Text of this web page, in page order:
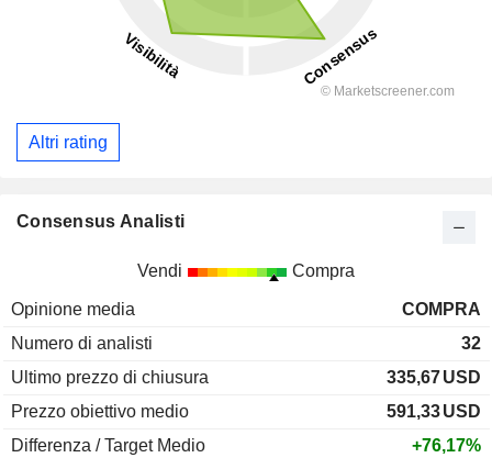
Altri rating
Consensus Analisti
Vendi Compra
Opinione media
COMPRA
Numero di analisti
32
Ultimo prezzo di chiusura
335,67USD
Prezzo obiettivo medio
591,33USD
Differenza / Target Medio
+76,17%